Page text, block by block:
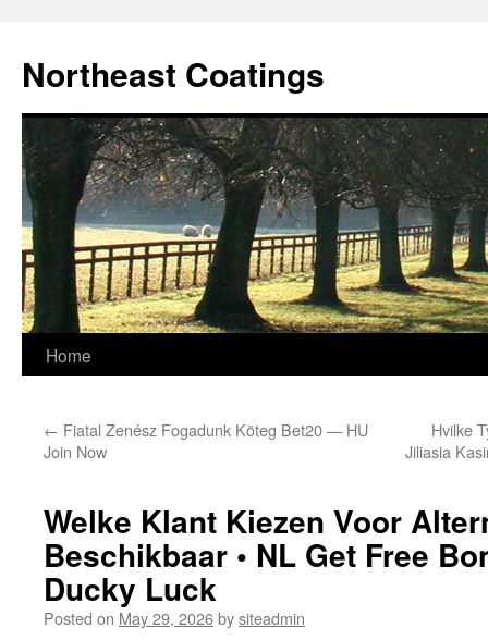
content
Northeast Coatings
Home
← Fiatal Zenész Fogadunk Köteg Bet20 — HU
Join Now
Hvilke
Jiliasia
Welke Klant Kiezen Voor
Beschikbaar • NL Get Free
Ducky Luck
Posted on May 29, 2026bysiteadmin